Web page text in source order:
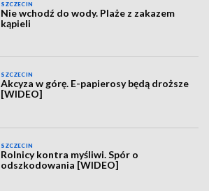
SZCZECIN
Nie wchodź do wody. Plaże z zakazem
kąpieli
SZCZECIN
Akcyza w górę. E-papierosy będą droższe
[WIDEO]
SZCZECIN
Rolnicy kontra myśliwi. Spór o
odszkodowania [WIDEO]